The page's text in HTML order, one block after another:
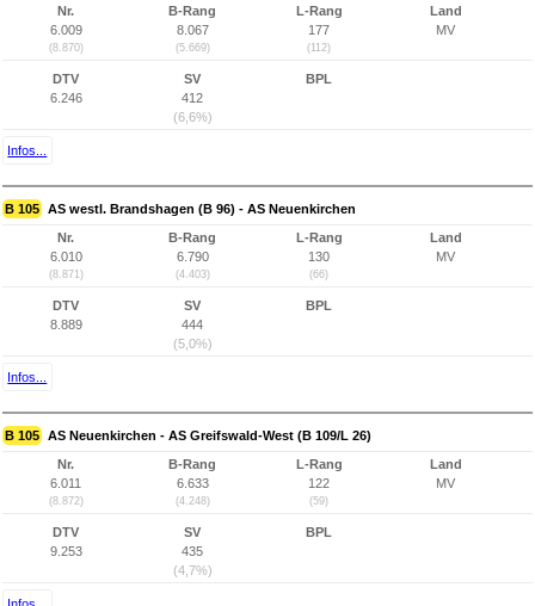
Nr.
6.009
(8.870)
B-Rang
8.067
(5.669)
L-Rang
177
(112)
Land
MV
DTV
6.246
SV
412
(6,6%)
BPL
Infos...
B 105 AS westl. Brandshagen (B 96) - AS Neuenkirchen
Nr.
6.010
(8.871)
B-Rang
6.790
(4.403)
L-Rang
130
(66)
Land
MV
DTV
8.889
SV
444
(5,0%)
BPL
Infos...
B 105 AS Neuenkirchen - AS Greifswald-West (B 109/L 26)
Nr.
6.011
(8.872)
B-Rang
6.633
(4.248)
L-Rang
122
(59)
Land
MV
DTV
9.253
SV
435
(4,7%)
BPL